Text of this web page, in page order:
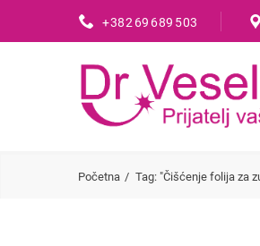
+382 69 689 503
Početna Tag: "Čišćenje folija za